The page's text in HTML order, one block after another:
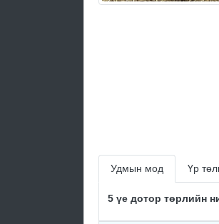
Удмын мод Үр
5 үе дотор төрлийн